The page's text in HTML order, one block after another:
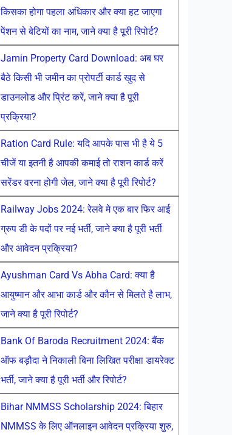
किसका होगा पहला अधिकार और क्या हट जाएगा
पेंशन से बेटियों का नाम, जाने क्या है पूरी रिपोर्ट?
Jamin Property Card Download: अब घर
बैठे किसी भी जमीन का प्रोपर्टी कार्ड खुद से
डाउनलोड और प्रिंट करें, जाने क्या है पूरी
प्रक्रिया?
Ration Card Rule: यदि आपके पास भी है ये 5
चीजें या इतनी है आपकी कमाई तो राशन कार्ड करें
सरेंडर वरना होगी जेल, जाने क्या है पूरी रिपोर्ट?
Railway Jobs 2024: रेलवे मे एक बार फिर आई
ग्रुप डी के पदों पर नई भर्ती, जाने क्या है पूरी भर्ती
और आवेदन प्रक्रिया?
Ayushman Card Vs Abha Card: क्या है
आयुष्मान और आभा कार्ड और कौन से मिलते है लाभ,
जाने क्या है पूरी रिपोर्ट?
Bank Of Baroda Recruitment 2024: बैंक
ऑफ बड़ौदा ने निकाली बिना लिखित परीक्षा डायरेक्ट
भर्ती, जाने क्या है पूरी भर्ती और रिपोर्ट?
Bihar NMMSS Scholarship 2024: बिहार
NMMSS के लिए ऑनलाइन आवेदन प्रक्रिया शुरु,